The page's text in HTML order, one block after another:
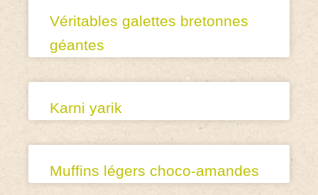
Véritables galettes bretonnes
géantes
Karni yarik
Muffins légers choco-amandes